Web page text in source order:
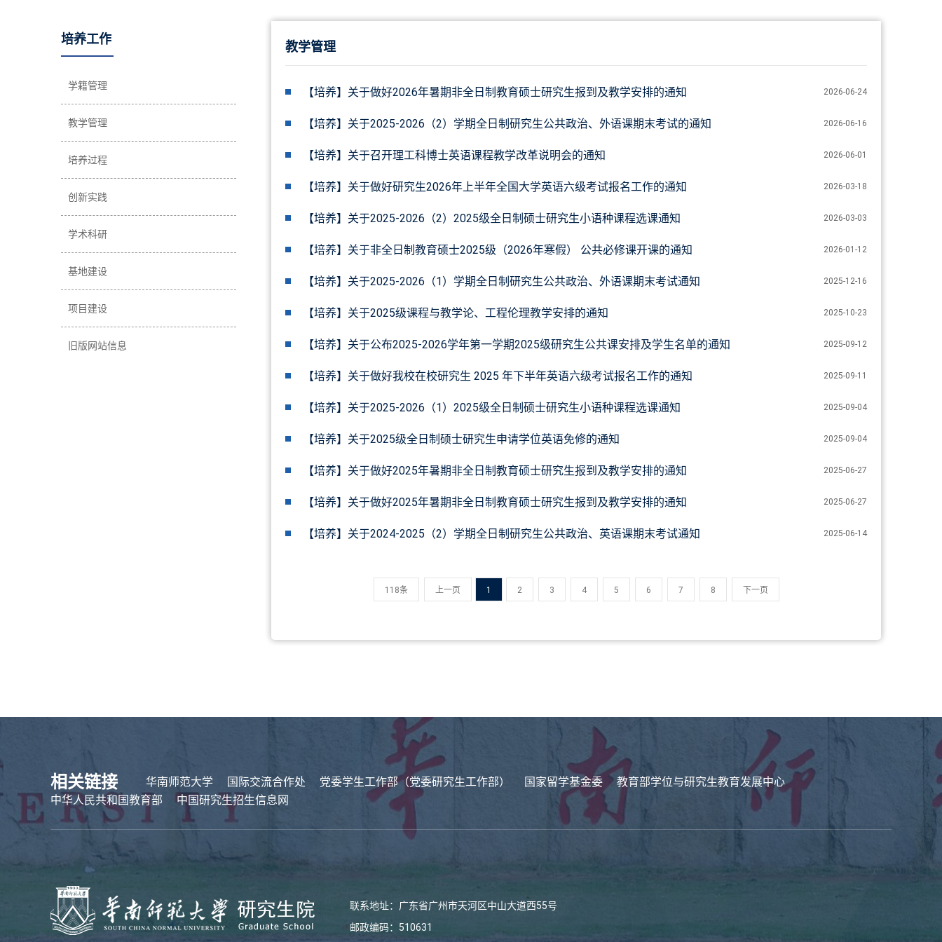
培养工作
学籍管理
教学管理
培养过程
创新实践
学术科研
基地建设
项目建设
旧版网站信息
教学管理
2026-06-24
【培养】关于做好2026年暑期非全日制教育硕士研究生报到及教学安排的通知
2026-06-16
【培养】关于2025-2026（2）学期全日制研究生公共政治、外语课期末考试的通知
2026-06-01
【培养】关于召开理工科博士英语课程教学改革说明会的通知
2026-03-18
【培养】关于做好研究生2026年上半年全国大学英语六级考试报名工作的通知
2026-03-03
【培养】关于2025-2026（2）2025级全日制硕士研究生小语种课程选课通知
2026-01-12
【培养】关于非全日制教育硕士2025级（2026年寒假） 公共必修课开课的通知
2025-12-16
【培养】关于2025-2026（1）学期全日制研究生公共政治、外语课期末考试通知
2025-10-23
【培养】关于2025级课程与教学论、工程伦理教学安排的通知
2025-09-12
【培养】关于公布2025-2026学年第一学期2025级研究生公共课安排及学生名单的通知
2025-09-11
【培养】关于做好我校在校研究生 2025 年下半年英语六级考试报名工作的通知
2025-09-04
【培养】关于2025-2026（1）2025级全日制硕士研究生小语种课程选课通知
2025-09-04
【培养】关于2025级全日制硕士研究生申请学位英语免修的通知
2025-06-27
【培养】关于做好2025年暑期非全日制教育硕士研究生报到及教学安排的通知
2025-06-27
【培养】关于做好2025年暑期非全日制教育硕士研究生报到及教学安排的通知
2025-06-14
【培养】关于2024-2025（2）学期全日制研究生公共政治、英语课期末考试通知
118条 上一页 1 2 3 4 5 6 7 8 下一页
相关链接 华南师范大学 国际交流合作处 党委学生工作部（党委研究生工作部） 国家留学基金委
教育部学位与研究生教育发展中心
中华人民共和国教育部
中国研究生招生信息网
联系地址：广东省广州市天河区中山大道西55号
邮政编码：510631